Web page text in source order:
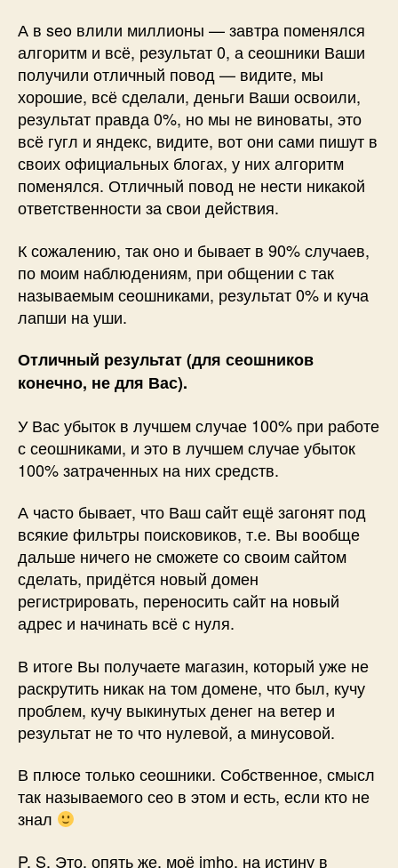
А в seo влили миллионы — завтра поменялся
алгоритм и всё, результат 0, а сеошники Ваши
получили отличный повод — видите, мы
хорошие, всё сделали, деньги Ваши освоили,
результат правда 0%, но мы не виноваты, это
всё гугл и яндекс, видите, вот они сами пишут в
своих официальных блогах, у них алгоритм
поменялся. Отличный повод не нести никакой
ответственности за свои действия.
К сожалению, так оно и бывает в 90% случаев,
по моим наблюдениям, при общении с так
называемым сеошниками, результат 0% и куча
лапши на уши.
Отличный результат (для сеошников
конечно, не для Вас).
У Вас убыток в лучшем случае 100% при работе
с сеошниками, и это в лучшем случае убыток
100% затраченных на них средств.
А часто бывает, что Ваш сайт ещё загонят под
всякие фильтры поисковиков, т.е. Вы вообще
дальше ничего не сможете со своим сайтом
сделать, придётся новый домен
регистрировать, переносить сайт на новый
адрес и начинать всё с нуля.
В итоге Вы получаете магазин, который уже не
раскрутить никак на том домене, что был, кучу
проблем, кучу выкинутых денег на ветер и
результат не то что нулевой, а минусовой.
В плюсе только сеошники. Собственное, смысл
так называемого сео в этом и есть, если кто не
знал
P. S. Это, опять же, моё imho, на истину в